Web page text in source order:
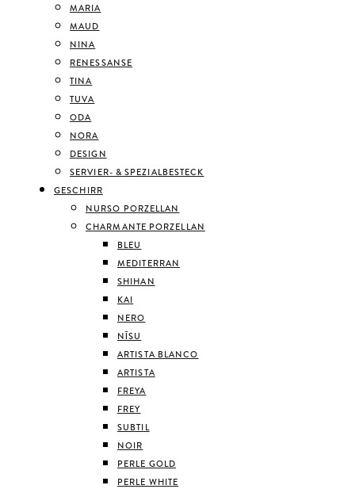
MARIA
MAUD
NINA
RENESSANSE
TINA
TUVA
ODA
NORA
DESIGN
SERVIER- & SPEZIALBESTECK
GESCHIRR
NURSO PORZELLAN
CHARMANTE PORZELLAN
BLEU
MEDITERRAN
SHIHAN
KAI
NERO
NĪSU
ARTISTA BLANCO
ARTISTA
FREYA
FREY
SUBTIL
NOIR
PERLE GOLD
PERLE WHITE